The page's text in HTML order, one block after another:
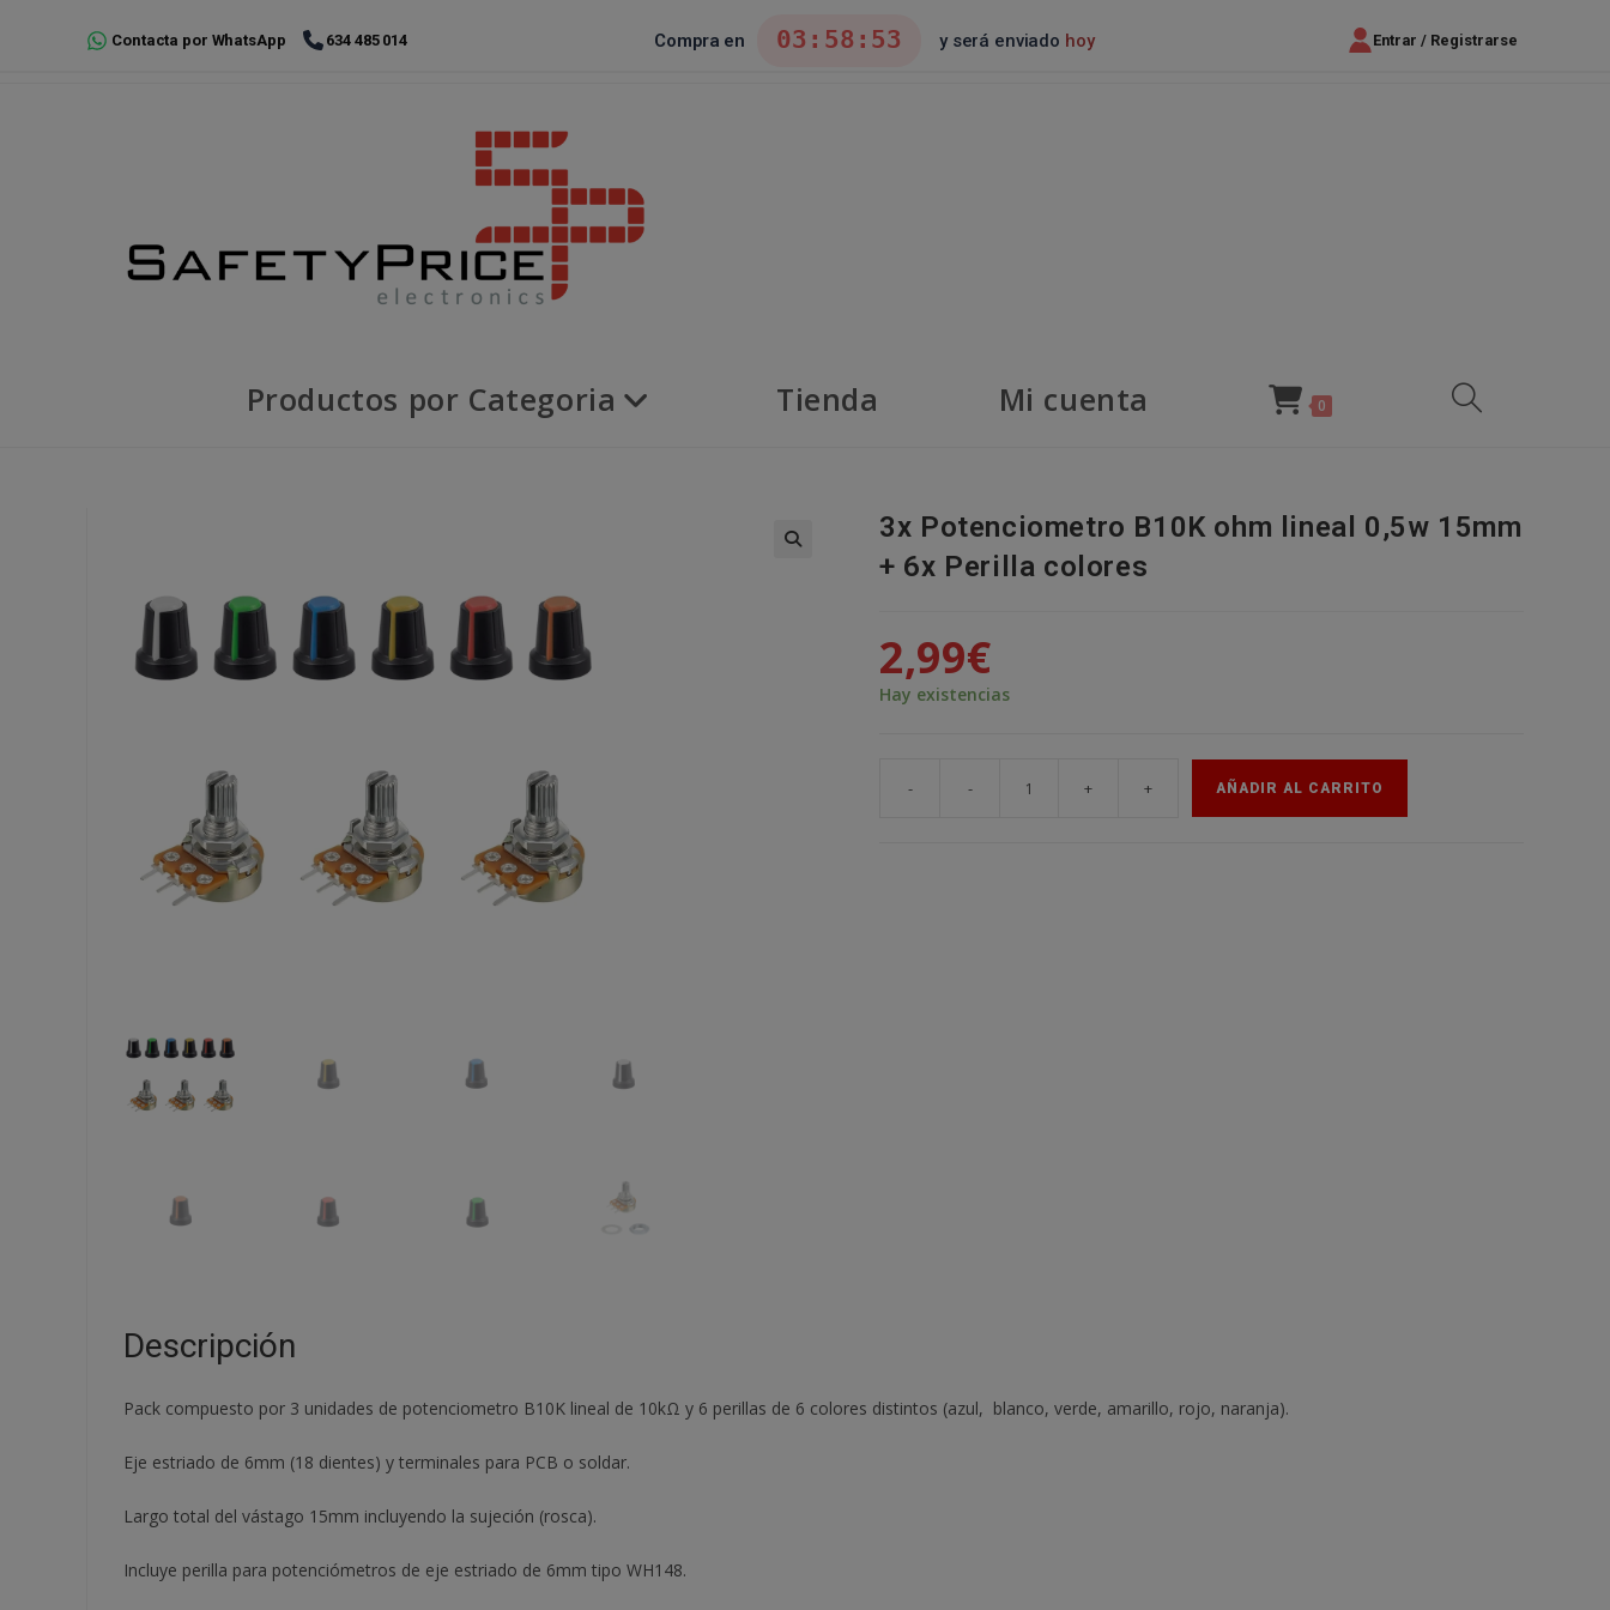
Contacta por WhatsApp 634 485 014 Compra en 03:58:53 y será enviado hoy Entrar / Registrarse
Productos por Categoria Tienda Mi cuenta 0 Alternar
3x Potenciometro B10K ohm lineal 0,5w 15mm
+ 6x Perilla colores
2,99€
Hay existencias
- - + + AÑADIR AL CARRITO
Descripción
Pack compuesto por 3 unidades de potenciometro B10K lineal de 10kΩ y 6 perillas de 6 colores distintos (azul, blanco, verde, amarillo, rojo, naranja).
Eje estriado de 6mm (18 dientes) y terminales para PCB o soldar.
Largo total del vástago 15mm incluyendo la sujeción (rosca).
Incluye perilla para potenciómetros de eje estriado de 6mm tipo WH148.